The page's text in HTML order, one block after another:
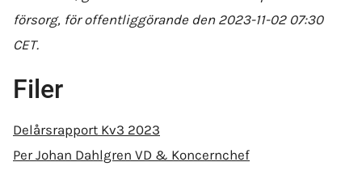
försorg, för offentliggörande den 2023-11-02 07:30
CET.
Filer
Delårsrapport Kv3 2023
Per Johan Dahlgren VD & Koncernchef